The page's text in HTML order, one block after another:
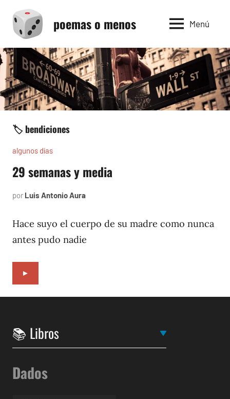
contenido
poemas o menos Menú
🏷️ bendiciones
algunos días
29 semanas y media
por Luis Antonio Aura
1997
Hace suyo el cuerpo de su madre como nunca
antes pudo nadie
►
Dados